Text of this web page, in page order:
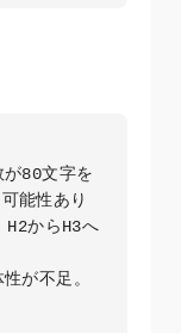
80文字を
能性あり
からH3へ
が不足。